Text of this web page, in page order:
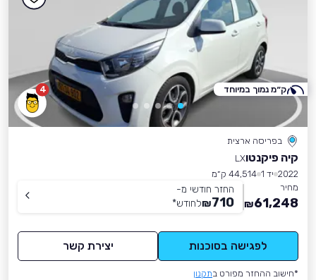
4
בפריסה ארצית
קיה פיקנטוLX
2022 יד 1
44,514 ק״מ
מחיר
61,248
₪
החזר חודשי מ-
710
₪לחודש*
לפגישה בסוכנות יצירת קשר
*חישוב ההחזר מפורט בתקנון
ק״מ נמוך במיוחד